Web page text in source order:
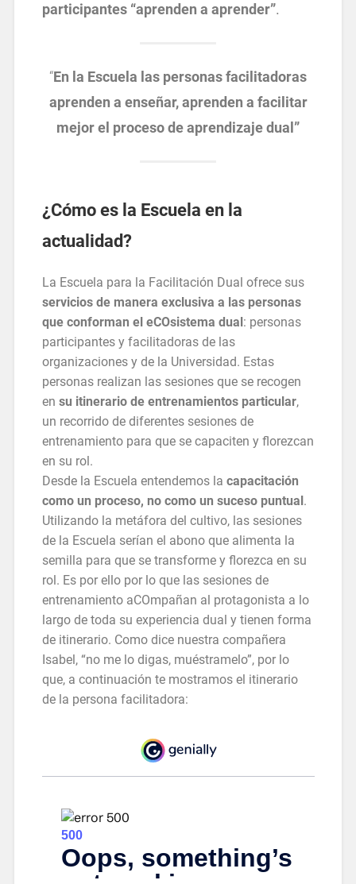
participantes “aprenden a aprender”.
“En la Escuela las personas facilitadoras
aprenden a enseñar, aprenden a facilitar
mejor el proceso de aprendizaje dual”
¿Cómo es la Escuela en la
actualidad?
La Escuela para la Facilitación Dual ofrece sus
servicios de manera exclusiva a las personas
que conforman el eCOsistema dual: personas
participantes y facilitadoras de las
organizaciones y de la Universidad. Estas
personas realizan las sesiones que se recogen
en su itinerario de entrenamientos particular,
un recorrido de diferentes sesiones de
entrenamiento para que se capaciten y florezcan
en su rol.
Desde la Escuela entendemos la capacitación
como un proceso, no como un suceso puntual.
Utilizando la metáfora del cultivo, las sesiones
de la Escuela serían el abono que alimenta la
semilla para que se transforme y florezca en su
rol. Es por ello por lo que las sesiones de
entrenamiento aCOmpañan al protagonista a lo
largo de toda su experiencia dual y tienen forma
de itinerario. Como dice nuestra compañera
Isabel, “no me lo digas, muéstramelo”, por lo
que, a continuación te mostramos el itinerario
de la persona facilitadora: